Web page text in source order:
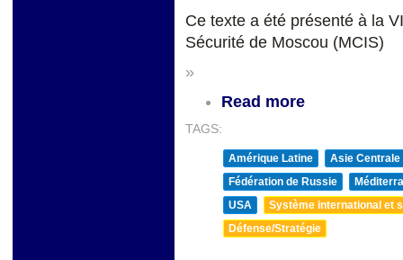
Ce texte a été présenté à la
Sécurité de Moscou (MCIS)
»
Read more
TAGS:
Amérique Latine
Asie Centrale
Fédération de Russie
USA
Système international et
Défense/Stratégie